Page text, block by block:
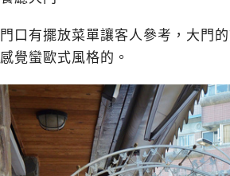
門口有擺放菜單讓客人參考，大門
感覺蠻歐式風格的。